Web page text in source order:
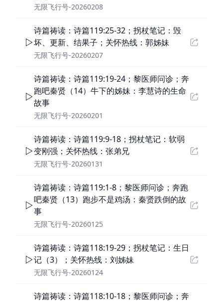
无限飞行号-20260208
诗篇祷读：诗篇119:25-32；拐杖笔记：毁
坏、更新、结果子；关怀热线：郭姊妹
无限飞行号-20260207
诗篇祷读：诗篇119:19-24；黎医师问诊；奔
跑吧秦贤（14）牛下的姊妹：李慧诗的生命
故事
无限飞行号-20260201
诗篇祷读：诗篇119:9-18；拐杖笔记：软弱
变刚强；关怀热线：张弟兄
无限飞行号-20260131
诗篇祷读：诗篇119:1-8；黎医师问诊；奔跑
吧秦贤（13）跑步不是鸡汤：秦贤跌倒的故
事
无限飞行号-20260125
诗篇祷读：诗篇118:19-29；拐杖笔记：生日
记（3）；关怀热线：刘姊妹
无限飞行号-20260124
诗篇祷读：诗篇118:10-18；黎医师问诊；奔